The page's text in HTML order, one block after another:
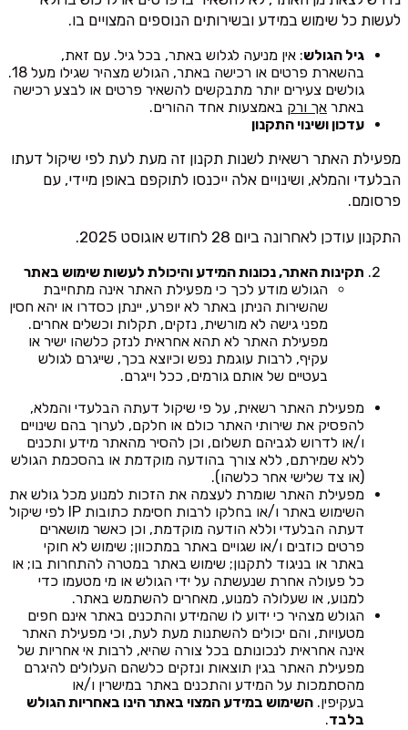
לעשות כל שימוש במידע ובשירותים הנוספים המצויים בו.
גיל הגולש: אין מניעה לגלוש באתר, בכל גיל. עם זאת,
בהשארת פרטים או רכישה באתר, הגולש מצהיר שגילו מעל 18.
גולשים צעירים יותר מתבקשים להשאיר פרטים או לבצע רכישה
באתר אך ורק באמצעות אחד ההורים.
עדכון ושינוי התקנון
מפעילת האתר רשאית לשנות תקנון זה מעת לעת לפי שיקול דעתו
הבלעדי והמלא, ושינויים אלה ייכנסו לתוקפם באופן מיידי, עם
פרסומם.
התקנון עודכן לאחרונה ביום 28 לחודש אוגוסט 2025.
תקינות האתר, נכונות המידע והיכולת לעשות שימוש באתר
הגולש מודע לכך כי מפעילת האתר אינה מתחייבת
שהשירות הניתן באתר לא יופרע, יינתן כסדרו או יהא חסין
מפני גישה לא מורשית, נזקים, תקלות וכשלים אחרים.
מפעילת האתר לא תהא אחראית לנזק כלשהו ישיר או
עקיף, לרבות עוגמת נפש וכיוצא בכך, שייגרם לגולש
בעטיים של אותם גורמים, ככל וייגרם.
מפעילת האתר רשאית, על פי שיקול דעתה הבלעדי והמלא,
להפסיק את שירותי האתר כולם או חלקם, לערוך בהם שינויים
ו/או לדרוש לגביהם תשלום, וכן להסיר מהאתר מידע ותכנים
ללא שמירתם, ללא צורך בהודעה מוקדמת או בהסכמת הגולש
(או צד שלישי אחר כלשהו).
מפעילת האתר שומרת לעצמה את הזכות למנוע מכל גולש את
השימוש באתר ו/או בחלקו לרבות חסימת כתובות IP לפי שיקול
דעתה הבלעדי וללא הודעה מוקדמת, וכן כאשר מושארים
פרטים כוזבים ו/או שגויים באתר במתכוון; שימוש לא חוקי
באתר או בניגוד לתקנון; שימוש באתר במטרה להתחרות בו; או
כל פעולה אחרת שנעשתה על ידי הגולש או מי מטעמו כדי
למנוע, או שעלולה למנוע, מאחרים להשתמש באתר.
הגולש מצהיר כי ידוע לו שהמידע והתכנים באתר אינם חפים
מטעויות, והם יכולים להשתנות מעת לעת, וכי מפעילת האתר
אינה אחראית לנכונותם בכל צורה שהיא, לרבות אי אחריות של
מפעילת האתר בגין תוצאות ונזקים כלשהם העלולים להיגרם
מהסתמכות על המידע והתכנים באתר במישרין ו/או
בעקיפין. השימוש במידע המצוי באתר הינו באחריות הגולש
בלבד.